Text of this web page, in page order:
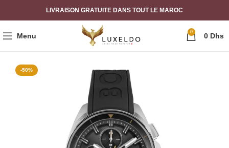
LIVRAISON GRATUITE DANS TOUT LE MAROC
Menu 0 0 Dhs
-50%